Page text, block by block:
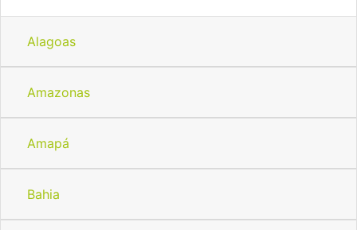
Alagoas
Amazonas
Amapá
Bahia